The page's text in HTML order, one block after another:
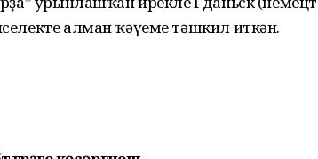
алман ҡәүеме тәшкил иткән.